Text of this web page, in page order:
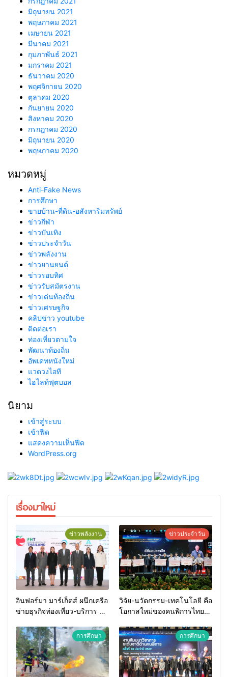
มิถุนายน 2021
พฤษภาคม 2021
เมษายน 2021
มีนาคม 2021
กุมภาพันธ์ 2021
มกราคม 2021
ธันวาคม 2020
พฤศจิกายน 2020
ตุลาคม 2020
กันยายน 2020
สิงหาคม 2020
กรกฎาคม 2020
มิถุนายน 2020
พฤษภาคม 2020
หมวดหมู่
Anti-Fake News
การศึกษา
ขายบ้าน-ที่ดิน-อสังหาริมทรัพย์
ข่าวกีฬา
ข่าวบันเทิง
ข่าวประจำวัน
ข่าวพลังงาน
ข่าวยานยนต์
ข่าวรอบทิศ
ข่าวรับสมัตรงาน
ข่าวเด่นท้องถิ่น
ข่าวเศรษฐกิจ
คลิปข่าว youtube
ติดต่อเรา
ท่องเที่ยวตามใจ
พัฒนาท้องถิ่น
อัพเดทหนังใหม่
แวดวงไอที
ไฮไลท์ฟุตบอล
นิยาม
เข้าสู่ระบบ
เข้าฟีด
แสดงความเห็นฟีด
WordPress.org
เรื่องมาใหม่
ข่าวพลังงาน
อินฟอร์มา มาร์เก็ตส์ ผนึกเครือ
ข่ายธุรกิจท่องเที่ยว-บริการ จัด
2026 เชื่อม 4 งานใหญ่ สร้าง
โอกาสธุรกิจครบวงจร ด้วย
ครับ
ข่าวประจำวัน
วิจัย-นวัตกรรม-เทคโนโลยี คือ
โอกาสใหม่ของคนพิการไทย
ประเทศ
การศึกษา การศึกษา